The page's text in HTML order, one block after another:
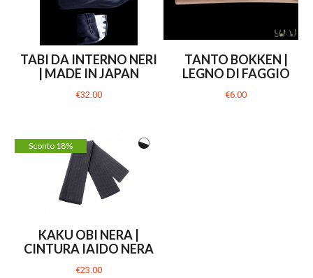
TABI DA INTERNO NERI
| MADE IN JAPAN
€32.00
TANTO BOKKEN |
LEGNO DI FAGGIO
€6.00
Sconto 18%
KAKU OBI NERA |
CINTURA IAIDO NERA
€23.00